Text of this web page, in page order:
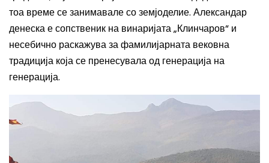
тоа време се занимавале со земјоделие. Александар
денеска е сопственик на винаријата „Клинчаров“ и
несебично раскажува за фамилијарната вековна
традиција која се пренесувала од генерација на
генерација.